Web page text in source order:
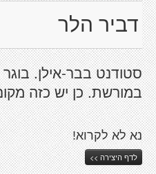
דביר הלר
סטודנט בבר-אילן.
במורשת. כן יש כזה
נא לא לקרוא!
לדף היצירה >>